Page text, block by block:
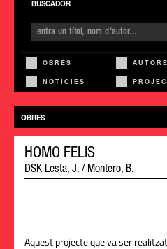
BUSCADOR
OBRES
NOTÍCIES
OBRES
HOMO FELIS
DSK Lesta, J. / Montero, B.
Aquest projecte que va ser